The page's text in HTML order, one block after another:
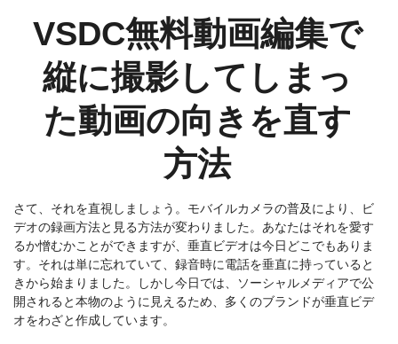
VSDC無料動画編集で
縦に撮影してしまっ
た動画の向きを直す
方法
さて、それを直視しましょう。モバイルカメラの普及により、ビ
デオの録画方法と見る方法が変わりました。あなたはそれを愛す
るか憎むかことができますが、垂直ビデオは今日どこでもありま
す。それは単に忘れていて、録音時に電話を垂直に持っていると
きから始まりました。しかし今日では、ソーシャルメディアで公
開されると本物のように見えるため、多くのブランドが垂直ビデ
オをわざと作成しています。